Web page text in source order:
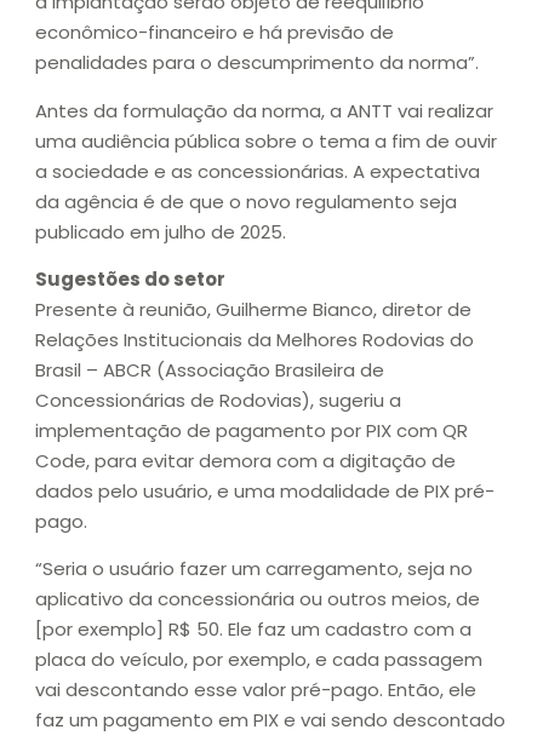
econômico-financeiro e há previsão de
penalidades para o descumprimento da norma”.
Antes da formulação da norma, a ANTT vai realizar
uma audiência pública sobre o tema a fim de ouvir
a sociedade e as concessionárias. A expectativa
da agência é de que o novo regulamento seja
publicado em julho de 2025.
Sugestões do setor
Presente à reunião, Guilherme Bianco, diretor de
Relações Institucionais da Melhores Rodovias do
Brasil – ABCR (Associação Brasileira de
Concessionárias de Rodovias), sugeriu a
implementação de pagamento por PIX com QR
Code, para evitar demora com a digitação de
dados pelo usuário, e uma modalidade de PIX pré-
pago.
“Seria o usuário fazer um carregamento, seja no
aplicativo da concessionária ou outros meios, de
[por exemplo] R$ 50. Ele faz um cadastro com a
placa do veículo, por exemplo, e cada passagem
vai descontando esse valor pré-pago. Então, ele
faz um pagamento em PIX e vai sendo descontado